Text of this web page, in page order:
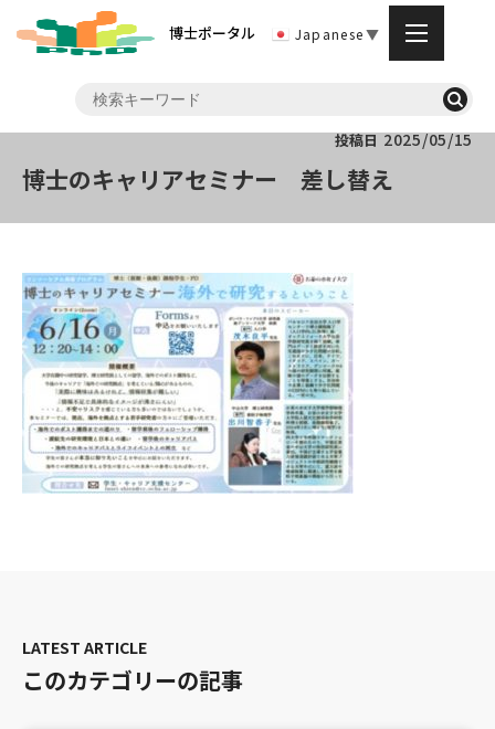
博士ポータル Japanese▼
投稿日 2025/05/15
博士のキャリアセミナー 差し替え
このカテゴリーの記事